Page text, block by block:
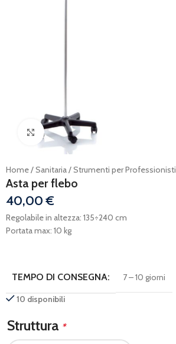
Ingrandisci
Home Sanitaria Strumenti per Professionisti
Asta per flebo
40,00€
Regolabile in altezza: 135÷240 cm
Portata max: 10 kg
TEMPO DI CONSEGNA: 7 – 10 giorni
10 disponibili
Struttura *